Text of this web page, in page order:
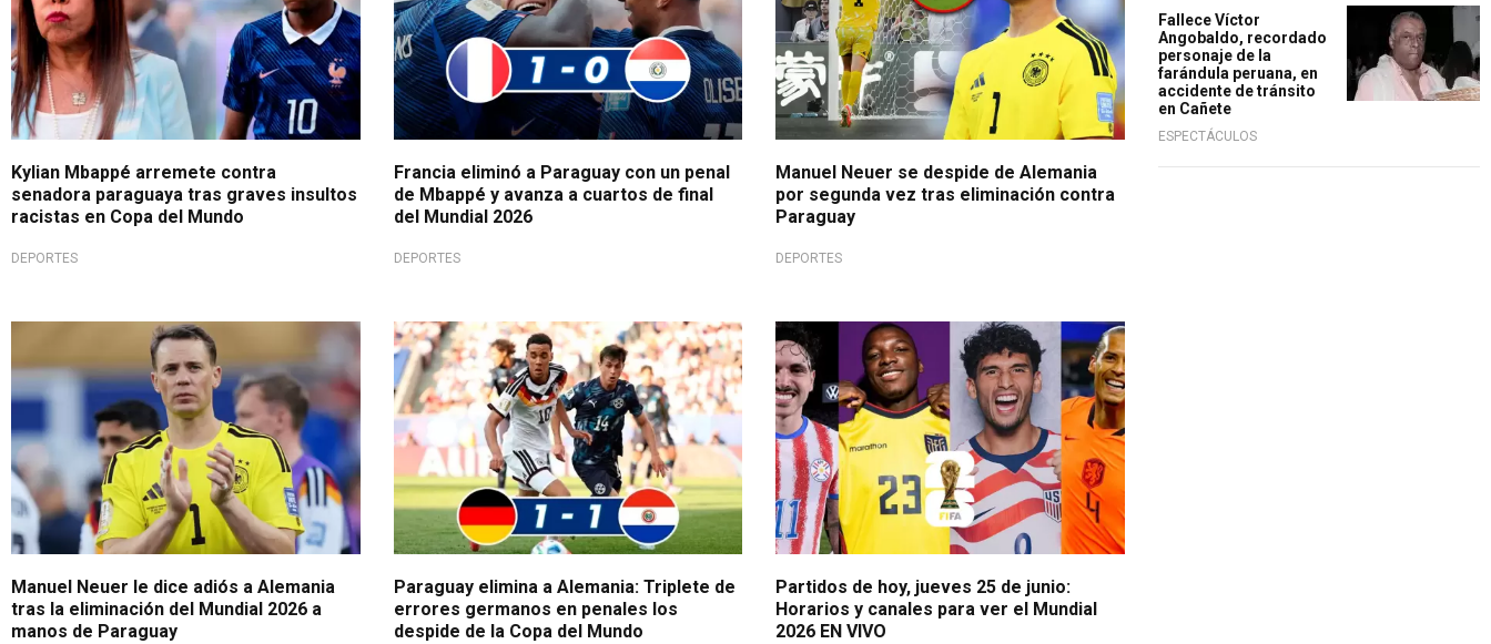
Kylian Mbappé arremete contra
senadora paraguaya tras graves insultos
racistas en Copa del Mundo
DEPORTES
Francia eliminó a Paraguay con un penal
de Mbappé y avanza a cuartos de final
del Mundial 2026
DEPORTES
Manuel Neuer se despide de Alemania
por segunda vez tras eliminación contra
Paraguay
DEPORTES
Manuel Neuer le dice adiós a Alemania
tras la eliminación del Mundial 2026 a
manos de Paraguay
Hazaña guaraní en Boston
Paraguay elimina a Alemania: Triplete de
errores germanos en penales los
despide de la Copa del Mundo
A tomar nota
Partidos de hoy, jueves 25 de junio:
Horarios y canales para ver el Mundial
2026 EN VIVO
Fallece Víctor
Angobaldo, recordado
personaje de la
farándula peruana, en
accidente de tránsito
en Cañete
ESPECTÁCULOS